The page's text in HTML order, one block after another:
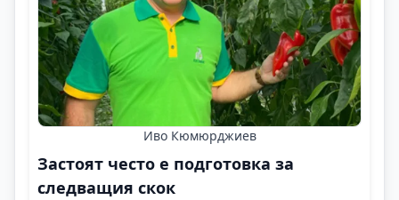
Иво Кюмюрджиев
Застоят често е подготовка за
следващия скок